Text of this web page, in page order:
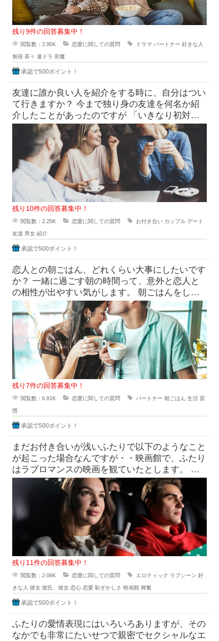
残り9件の回答募集中！
閲覧数：2.95K 恋愛に関しての質問 ドラマ パートナー 好きな人
無視 茶々 連ドラ 邪魔
承認で500ポイント！
友達に誰か良い人を紹介をする時に、自分はつい
て行きますか？ 今まで独り身の友達を何名か紹
介したことがあったのですが 「いきなり初対面
同士2人で会うの緊張
残り10件の回答募集中！
閲覧数：2.25K 恋愛に関しての質問 お付き合い カップル デート
友達 男女 紹介
承認で500ポイント！
恋人との朝ごはん、どれくらい大事にしたいです
か？ 一緒に過ごす朝の時間って、意外と恋人と
の相性が出やすい気がします。 朝ごはんをしっ
かり食べたい派と、ギリギ
残り7件の回答募集中！
閲覧数：6.81K 恋愛に関しての質問 パートナー 朝ごはん 生活 習
慣
承認で500ポイント！
まだお付き合いが浅いふたりで以下のようなこと
が起こった場合なんですが・・映画館で、ふたり
はラブロマンスの映画を観ていたとします。 上
映中には思ったいじょうに激
残り11件の回答募集中！
閲覧数：2.06K 恋愛に関しての質問 エロティック ラブシーン 好
きな人 彼女 彼氏、彼女 恋心 恋愛 恥ずかしさ 映画館 興奮
承認で500ポイント！
ふたりの愛情表現にはいろいろありますが、その
なかでも非常にたいせつで親密でセクシャルなエ